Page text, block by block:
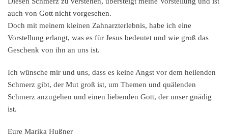
auch von Gott nicht vorgesehen.
Doch mit meinem kleinen Zahnarzterlebnis, habe ich eine
Vorstellung erlangt, was es für Jesus bedeutet und wie groß das
Geschenk von ihn an uns ist.
Ich wünsche mir und uns, dass es keine Angst vor dem heilenden
Schmerz gibt, der Mut groß ist, um Themen und quälenden
Schmerz anzugehen und einen liebenden Gott, der unser gnädig
ist.
Eure Marika Hußner